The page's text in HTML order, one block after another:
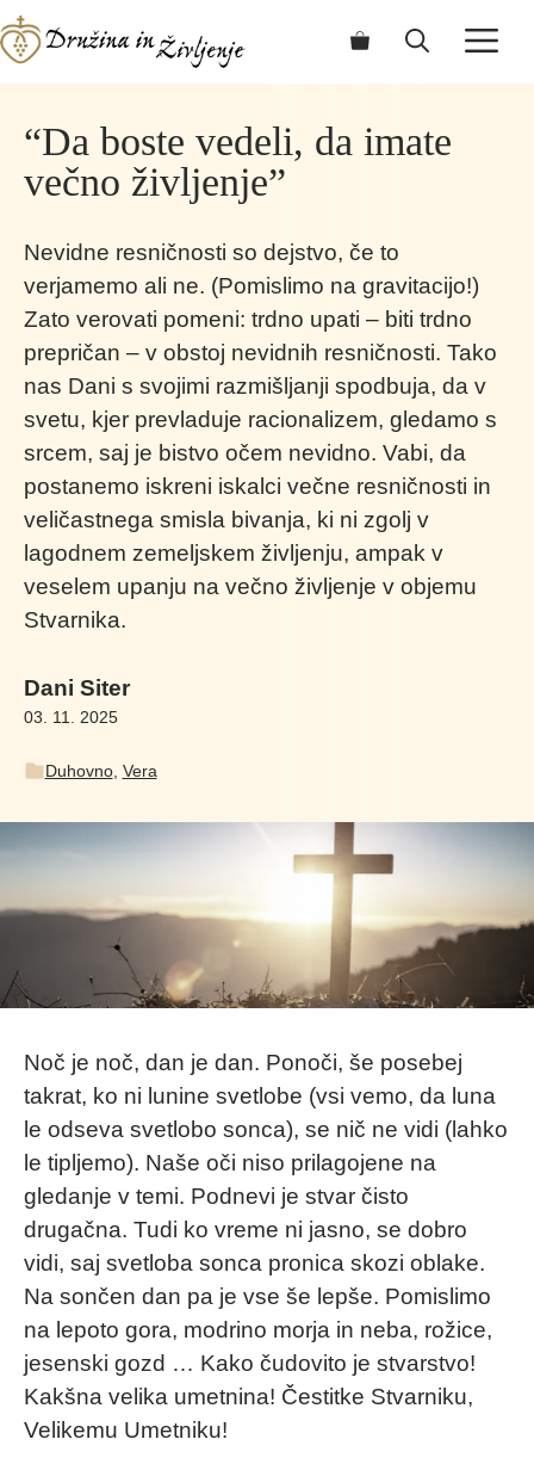
Skip
to
“Da boste vedeli, da imate
večno življenje”
Nevidne resničnosti so dejstvo, če to
verjamemo ali ne. (Pomislimo na gravitacijo!)
Zato verovati pomeni: trdno upati – biti trdno
prepričan – v obstoj nevidnih resničnosti. Tako
nas Dani s svojimi razmišljanji spodbuja, da v
svetu, kjer prevladuje racionalizem, gledamo s
srcem, saj je bistvo očem nevidno. Vabi, da
postanemo iskreni iskalci večne resničnosti in
veličastnega smisla bivanja, ki ni zgolj v
lagodnem zemeljskem življenju, ampak v
veselem upanju na večno življenje v objemu
Stvarnika.
Dani Siter
03. 11. 2025
Duhovno, Vera
Noč je noč, dan je dan. Ponoči, še posebej
takrat, ko ni lunine svetlobe (vsi vemo, da luna
le odseva svetlobo sonca), se nič ne vidi (lahko
le tipljemo). Naše oči niso prilagojene na
gledanje v temi. Podnevi je stvar čisto
drugačna. Tudi ko vreme ni jasno, se dobro
vidi, saj svetloba sonca pronica skozi oblake.
Na sončen dan pa je vse še lepše. Pomislimo
na lepoto gora, modrino morja in neba, rožice,
jesenski gozd … Kako čudovito je stvarstvo!
Kakšna velika umetnina! Čestitke Stvarniku,
Velikemu Umetniku!